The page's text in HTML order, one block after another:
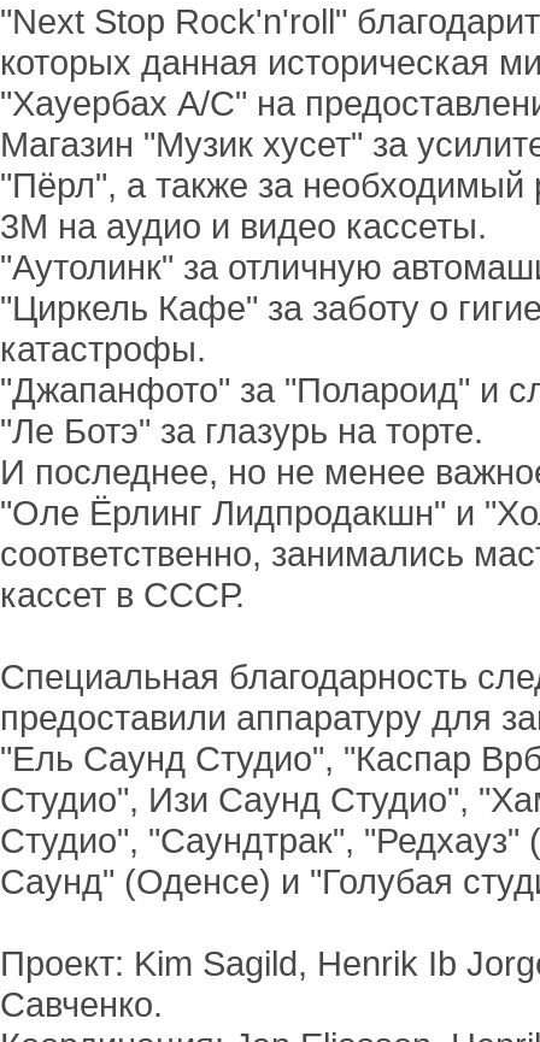
"Next Stop Rock'n'roll"
которых данная историческая
"Хауербах А/С" на
Магазин "Музик хусет" за
"Пёрл", а также за
3М на аудио и видео кассеты.
"Аутолинк" за отличную
"Циркель Кафе" за заботу о
катастрофы.
"Джапанфото" за "Полароид" и
"Ле Ботэ" за глазурь на торте.
И последнее, но не менее
"Оле Ёрлинг Лидпродакшн" и
соответственно, занимались
кассет в СССР.
Специальная благодарность
предоставили аппаратуру для
"Ель Саунд Студио", "Каспар
Студио", Изи Саунд Студио",
Студио", "Саундтрак",
Саунд" (Оденсе) и "Голубая
Проект: Kim Sagild, Henrik Ib
Савченко.